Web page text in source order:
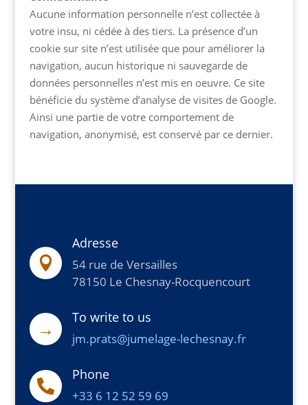
Aucune information personnelle n’est collectée à
votre insu, ni cédée à des tiers. La présence d’un
cookie sur site n’est utilisée que pour améliorer la
navigation, aucun historique ni sauvegarde de
données personnelles n’est mis en oeuvre. Ce site
bénéficie du système d’analyse de visites de Google.
Ainsi une partie de votre comportement de
navigation, anonymisé, est conservé par ce dernier.

Adresse
54 rue de Versailles
78150 Le Chesnay-Rocquencourt
→
To write to us
jm.prats@jumelage-lechesnay.fr

Phone
+33 6 12 52 59 69